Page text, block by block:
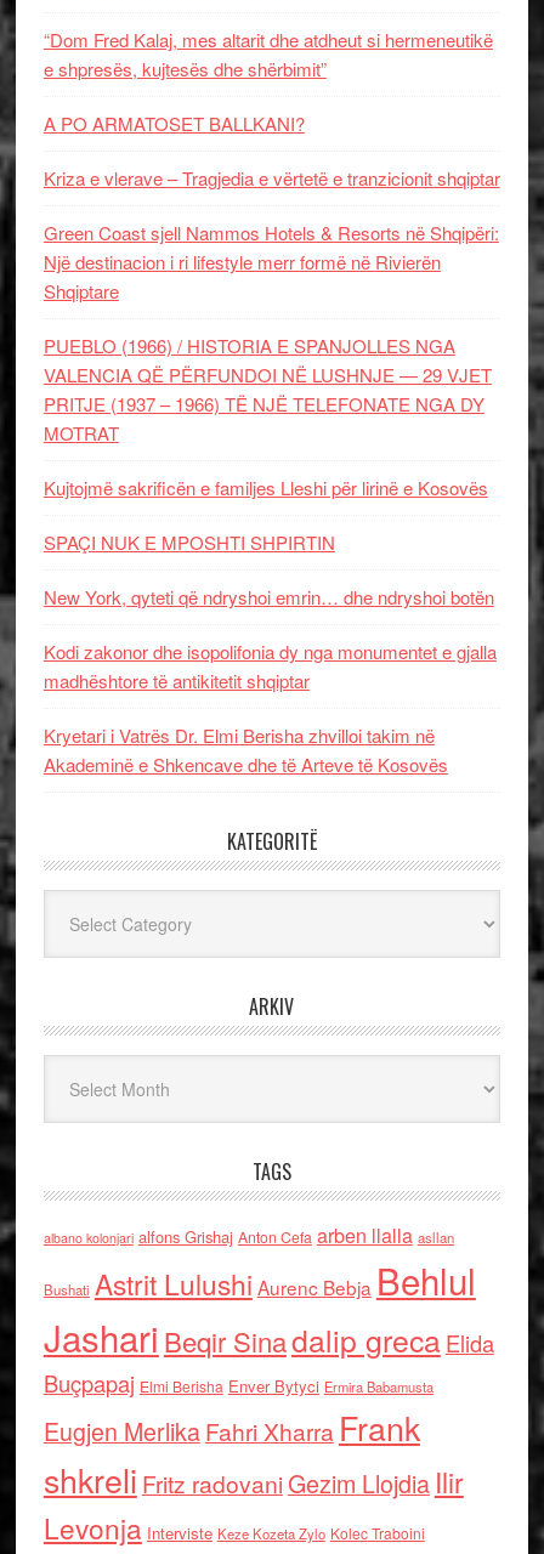
“Dom Fred Kalaj, mes altarit dhe atdheut si hermeneutikë
e shpresës, kujtesës dhe shërbimit”
A PO ARMATOSET BALLKANI?
Kriza e vlerave – Tragjedia e vërtetë e tranzicionit shqiptar
Green Coast sjell Nammos Hotels & Resorts në Shqipëri:
Një destinacion i ri lifestyle merr formë në Rivierën
Shqiptare
PUEBLO (1966) / HISTORIA E SPANJOLLES NGA
VALENCIA QË PËRFUNDOI NË LUSHNJE — 29 VJET
PRITJE (1937 – 1966) TË NJË TELEFONATE NGA DY
MOTRAT
Kujtojmë sakrificën e familjes Lleshi për lirinë e Kosovës
SPAÇI NUK E MPOSHTI SHPIRTIN
New York, qyteti që ndryshoi emrin… dhe ndryshoi botën
Kodi zakonor dhe isopolifonia dy nga monumentet e gjalla
madhështore të antikitetit shqiptar
Kryetari i Vatrës Dr. Elmi Berisha zhvilloi takim në
Akademinë e Shkencave dhe të Arteve të Kosovës
KATEGORITË
ARKIV
TAGS
albano kolonjari alfons Grishaj Anton Cefa arben llalla asllan
Bushati Astrit Lulushi Aurenc Bebja Behlul
Jashari Beqir Sinadalip grecaElida
Buçpapaj Elmi Berisha Enver Bytyci Ermira Babamusta
Eugjen MerlikaFahri Xharra Frank
shkreli Fritz radovaniGezim Llojdia Ilir
Levonja Interviste Keze Kozeta Zylo Kolec Traboini